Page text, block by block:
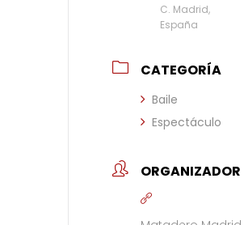
C. Madrid,
España
CATEGORÍA
Baile
Espectáculo
ORGANIZADOR